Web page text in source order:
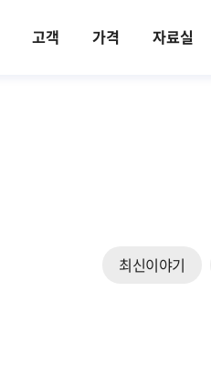
고객 가격 자료실
최신이야기